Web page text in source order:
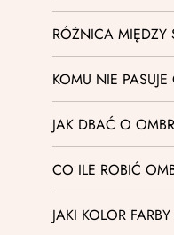
RÓŻNICA MIĘDZY
KOMU NIE
JAK DBAĆ O
CO ILE ROBIĆ
JAKI KOLOR